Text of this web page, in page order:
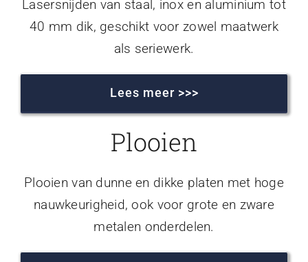
Lasersnijden van staal, inox en aluminium tot
40 mm dik, geschikt voor zowel maatwerk
als seriewerk.
Lees meer >>>
Plooien
Plooien van dunne en dikke platen met hoge
nauwkeurigheid, ook voor grote en zware
metalen onderdelen.